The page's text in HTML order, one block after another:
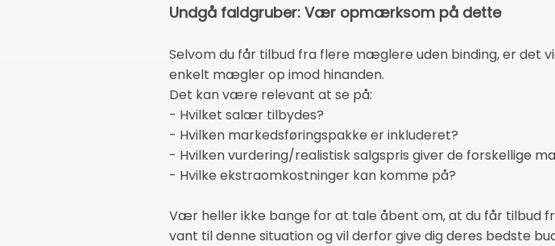
Undgå faldgruber: Vær opmærksom på dette
Selvom du får tilbud fra flere mæglere uden binding, er det
enkelt mægler op imod hinanden.
Det kan være relevant at se på:
- Hvilket salær tilbydes?
- Hvilken markedsføringspakke er inkluderet?
- Hvilken vurdering/realistisk salgspris giver de forskellige
- Hvilke ekstraomkostninger kan komme på?
Vær heller ikke bange for at tale åbent om, at du får tilbud
vant til denne situation og vil derfor give dig deres bedste